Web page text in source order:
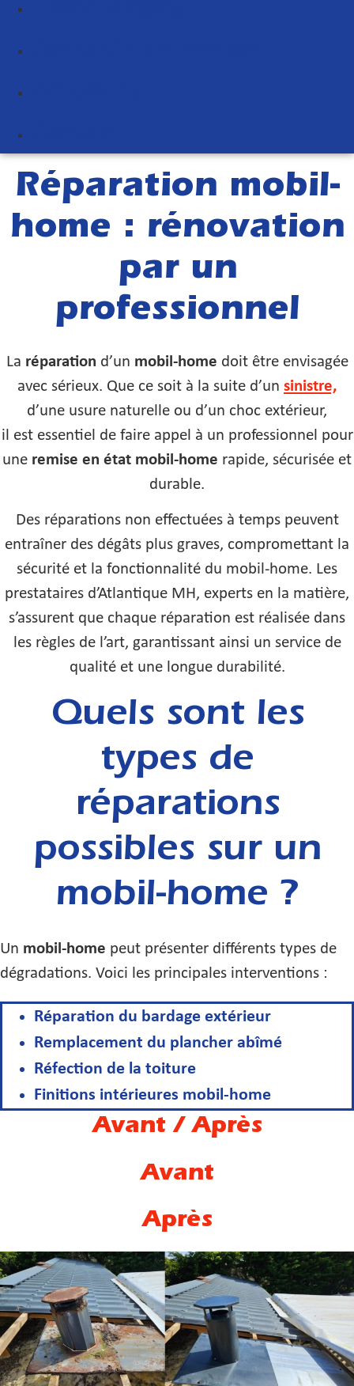
Réparation mobil-
home : rénovation
par un
professionnel
La réparation d’un mobil-home doit être envisagée
avec sérieux. Que ce soit à la suite d’un sinistre,
d’une usure naturelle ou d’un choc extérieur,
il est essentiel de faire appel à un professionnel pour
une remise en état mobil-home rapide, sécurisée et
durable.
Des réparations non effectuées à temps peuvent
entraîner des dégâts plus graves, compromettant la
sécurité et la fonctionnalité du mobil-home. Les
prestataires d’Atlantique MH, experts en la matière,
s’assurent que chaque réparation est réalisée dans
les règles de l’art, garantissant ainsi un service de
qualité et une longue durabilité.
Quels sont les
types de
réparations
possibles sur un
mobil-home ?
Un mobil-home peut présenter différents types de
dégradations. Voici les principales interventions :
Réparation du bardage extérieur
Remplacement du plancher abîmé
Réfection de la toiture
Finitions intérieures mobil-home
Avant / Après
Avant
Après